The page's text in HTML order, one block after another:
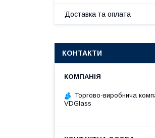
Доставка та оплата
КОНТАКТИ
Торгово-виробнича
VDGlass